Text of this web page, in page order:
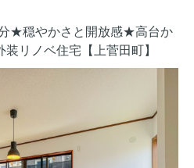
★穏やかさと開放感★高台か
リノベ住宅【上菅田町】